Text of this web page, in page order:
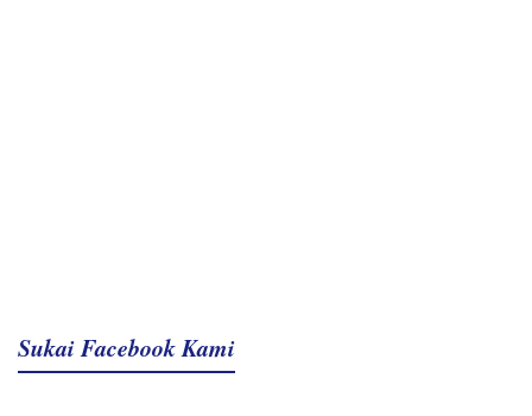
Sukai Facebook Kami